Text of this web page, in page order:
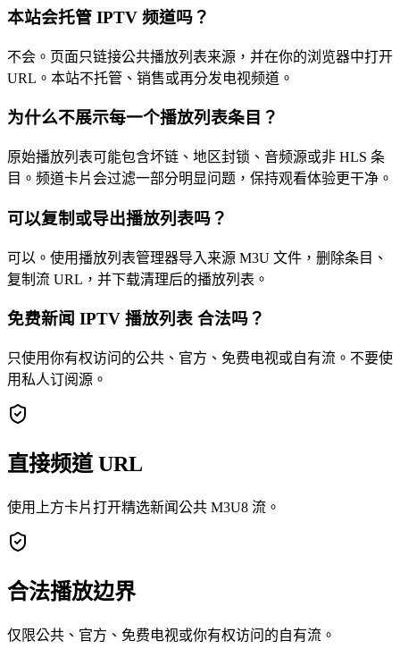
本站会托管 IPTV 频道吗？
不会。页面只链接公共播放列表来源，并在你的浏览器中打开
URL。本站不托管、销售或再分发电视频道。
为什么不展示每一个播放列表条目？
原始播放列表可能包含坏链、地区封锁、音频源或非 HLS 条
目。频道卡片会过滤一部分明显问题，保持观看体验更干净。
可以复制或导出播放列表吗？
可以。使用播放列表管理器导入来源 M3U 文件，删除条目、
复制流 URL，并下载清理后的播放列表。
免费新闻 IPTV 播放列表 合法吗？
只使用你有权访问的公共、官方、免费电视或自有流。不要使
用私人订阅源。
直接频道 URL
使用上方卡片打开精选新闻公共 M3U8 流。
合法播放边界
仅限公共、官方、免费电视或你有权访问的自有流。